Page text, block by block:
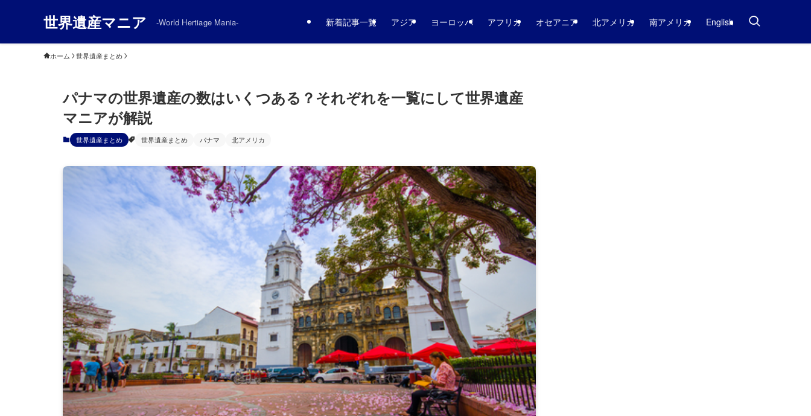
世界遺産マニア -World Hertiage Mania- 新着記事一覧 アジア ヨーロッパ アフリカ オセアニア 北アメリカ 南アメリカ English
ホーム 世界遺産まとめ
パナマの世界遺産の数はいくつある？それぞれを一覧にして世界遺産
マニアが解説
世界遺産まとめ 世界遺産まとめ パナマ 北アメリカ